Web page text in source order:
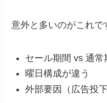
意外と多いのがこれで
セール期間 vs 通常
曜日構成が違う
外部要因（広告投